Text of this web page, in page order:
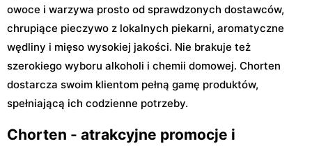
owoce i warzywa prosto od sprawdzonych dostawców,
chrupiące pieczywo z lokalnych piekarni, aromatyczne
wędliny i mięso wysokiej jakości. Nie brakuje też
szerokiego wyboru alkoholi i chemii domowej. Chorten
dostarcza swoim klientom pełną gamę produktów,
spełniającą ich codzienne potrzeby.
Chorten - atrakcyjne promocje i